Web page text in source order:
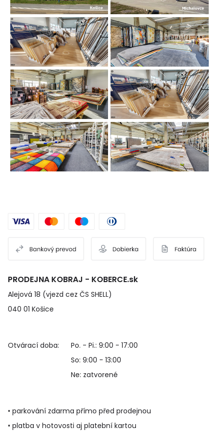
PRODEJNA KOBRAJ - KOBERCE.sk
Alejová 18 (vjezd cez ČS SHELL)
040 01 Košice
Otvárací doba:
Po. - Pi.: 9:00 - 17:00
So: 9:00 - 13:00
Ne: zatvorené
• parkování zdarma přímo před prodejnou
• platba v hotovosti aj platební kartou